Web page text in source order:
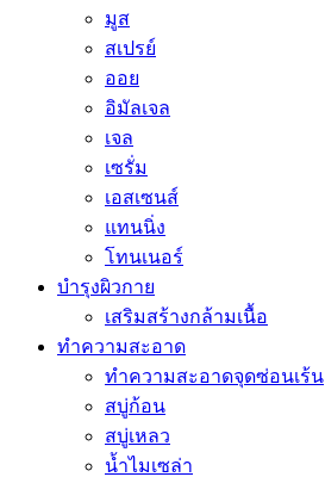
มูส
สเปรย์
ออย
อิมัลเจล
เจล
เซรั่ม
เอสเซนส์
แทนนิ่ง
โทนเนอร์
บำรุงผิวกาย
เสริมสร้างกล้ามเนื้อ
ทำความสะอาด
ทำความสะอาดจุดซ่อนเร้น
สบู่ก้อน
สบู่เหลว
น้ำไมเซล่า